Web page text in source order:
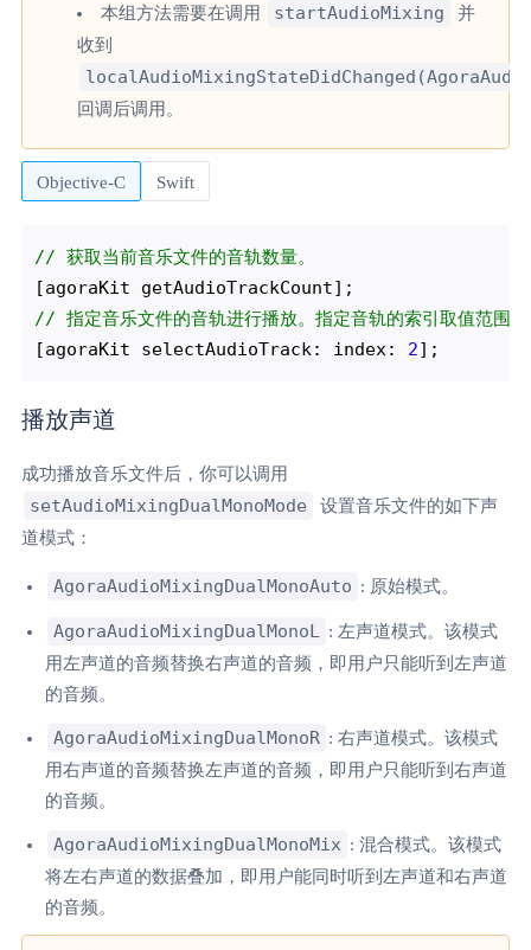
本组方法需要在调用
startAudioMixing
并
收到
回调后调用。
Objective-C Swift
// 获取当前音乐文件的音轨数量。
// 指定音乐文件的音轨进行播放。指定音轨的索引取值
[agoraKit selectAudioTrack: index: 2
播放声道
成功播放音乐文件后，你可以调用
setAudioMixingDualMonoMode
设置音乐文件的如下声
道模式：
AgoraAudioMixingDualMonoAuto : 原始模式。
AgoraAudioMixingDualMonoL : 左声道模式。该模式
用左声道的音频替换右声道的音频，即用户只能听到左声道
的音频。
AgoraAudioMixingDualMonoR : 右声道模式。该模式
用右声道的音频替换左声道的音频，即用户只能听到右声道
的音频。
AgoraAudioMixingDualMonoMix : 混合模式。该模式
将左右声道的数据叠加，即用户能同时听到左声道和右声道
的音频。